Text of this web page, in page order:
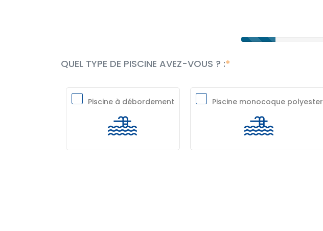
QUEL TYPE DE PISCINE AVEZ-VOUS ? :
Piscine à débordement Piscine monocoque polyester